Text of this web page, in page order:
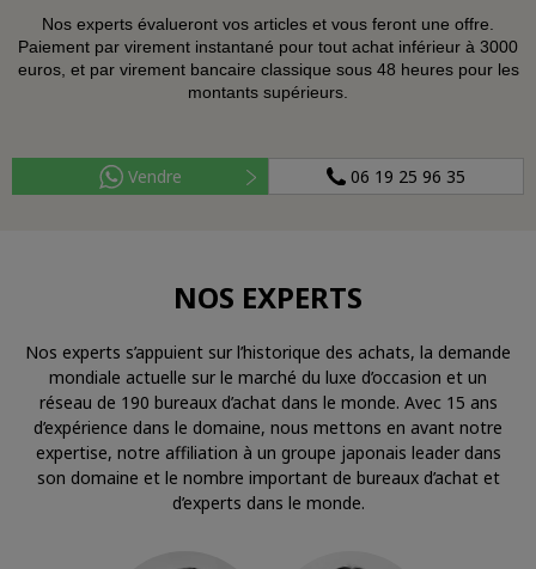
Nos experts évalueront vos articles et vous feront une offre.
Paiement par virement instantané pour tout achat inférieur à 3000
euros, et par virement bancaire classique sous 48 heures pour les
montants supérieurs.
Vendre 06 19 25 96 35
NOS EXPERTS
Nos experts s’appuient sur l’historique des achats, la demande
mondiale actuelle sur le marché du luxe d’occasion et un
réseau de 190 bureaux d’achat dans le monde. Avec 15 ans
d’expérience dans le domaine, nous mettons en avant notre
expertise, notre affiliation à un groupe japonais leader dans
son domaine et le nombre important de bureaux d’achat et
d’experts dans le monde.